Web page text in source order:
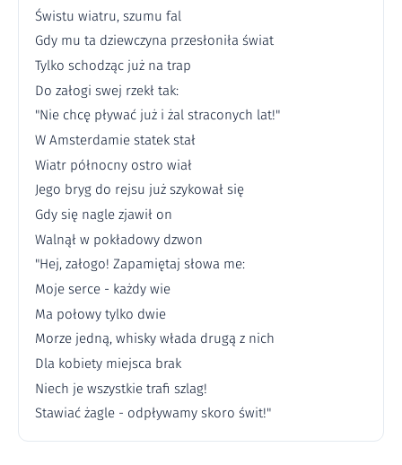
Świstu wiatru, szumu fal
Gdy mu ta dziewczyna przesłoniła świat
Tylko schodząc już na trap
Do załogi swej rzekł tak:
"Nie chcę pływać już i żal straconych lat!"
W Amsterdamie statek stał
Wiatr północny ostro wiał
Jego bryg do rejsu już szykował się
Gdy się nagle zjawił on
Walnął w pokładowy dzwon
"Hej, załogo! Zapamiętaj słowa me:
Moje serce - każdy wie
Ma połowy tylko dwie
Morze jedną, whisky włada drugą z nich
Dla kobiety miejsca brak
Niech je wszystkie trafi szlag!
Stawiać żagle - odpływamy skoro świt!"